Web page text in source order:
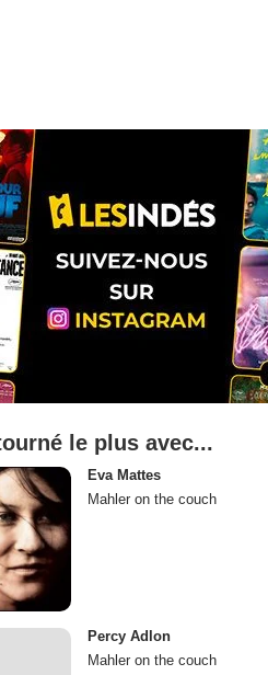
le plus avec...
Eva Mattes
Mahler on the couch
Percy Adlon
Mahler on the couch